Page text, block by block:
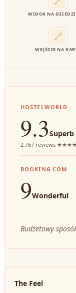
WIDOK NA
WEJŚCIE NA
HOSTELWORLD
9.3Superb
2,767 reviews
BOOKING.COM
9Wonderful
Budżetowy
The Feel